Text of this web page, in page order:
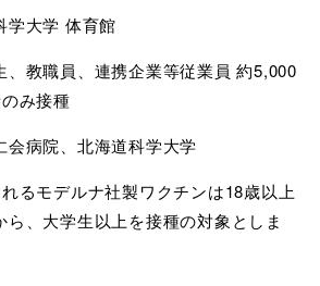
大学 体育館
職員、連携企業等従業員 約5,000
み接種
会病院、北海道科学大学
るモデルナ社製ワクチンは18歳以上
ら、大学生以上を接種の対象としま